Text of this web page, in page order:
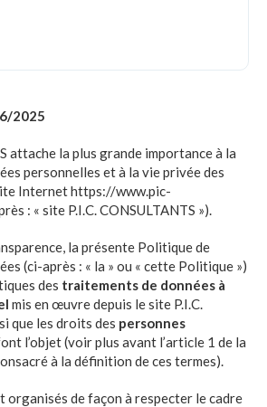
sécurisation
du CIR
CIR
conseil CIR-CII
(CICO)
INNOVATION
COLLECTION
2025
attache la plus grande importance à la
personnelles et à la vie privée des
Internet https://www.pic-
: « site P.I.C. CONSULTANTS »).
la présente Politique de
(ci-après : « la » ou « cette Politique »)
des traitements de données à
mis en œuvre depuis le site P.I.C.
que les droits des personnes
l’objet (voir plus avant l’article 1 de la
à la définition de ces termes).
organisés de façon à respecter le cadre